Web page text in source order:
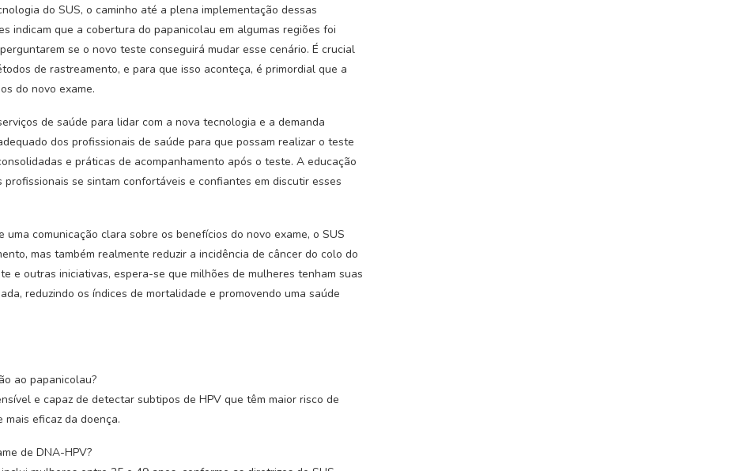
do SUS, o caminho até a plena implementação dessas
indicam que a cobertura do papanicolau em algumas regiões foi
se o novo teste conseguirá mudar esse cenário. É crucial
de rastreamento, e para que isso aconteça, é primordial que a
do novo exame.
de saúde para lidar com a nova tecnologia e a demanda
dos profissionais de saúde para que possam realizar o teste
e práticas de acompanhamento após o teste. A educação
se sintam confortáveis e confiantes em discutir esses
comunicação clara sobre os benefícios do novo exame, o SUS
mas também realmente reduzir a incidência de câncer do colo do
e outras iniciativas, espera-se que milhões de mulheres tenham suas
reduzindo os índices de mortalidade e promovendo uma saúde
ao papanicolau?
e capaz de detectar subtipos de HPV que têm maior risco de
eficaz da doença.
de DNA-HPV?